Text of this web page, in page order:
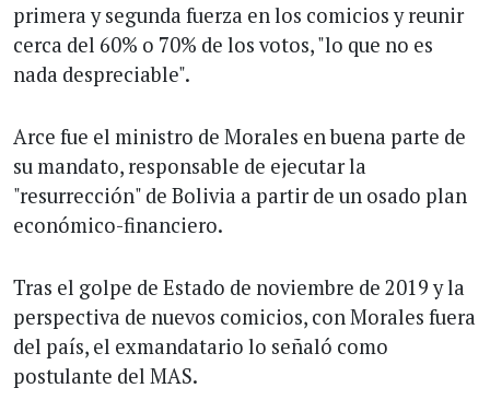
primera y segunda fuerza en los comicios y reunir
cerca del 60% o 70% de los votos, "lo que no es
nada despreciable".
Arce fue el ministro de Morales en buena parte de
su mandato, responsable de ejecutar la
"resurrección" de Bolivia a partir de un osado plan
económico-financiero.
Tras el golpe de Estado de noviembre de 2019 y la
perspectiva de nuevos comicios, con Morales fuera
del país, el exmandatario lo señaló como
postulante del MAS.